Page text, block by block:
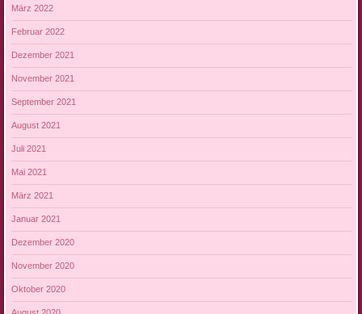
März 2022
Februar 2022
Dezember 2021
November 2021
September 2021
August 2021
Juli 2021
Mai 2021
März 2021
Januar 2021
Dezember 2020
November 2020
Oktober 2020